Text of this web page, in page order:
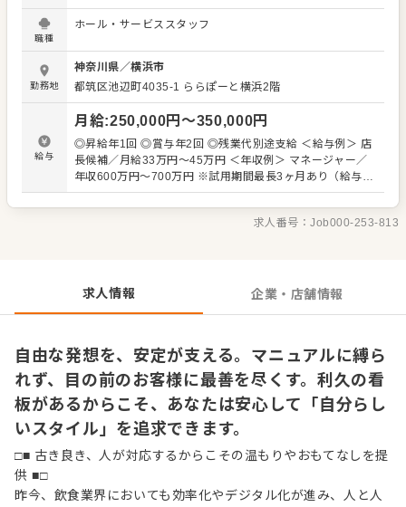
子、ベーカリーカフェなど、新業態も積極展開する『株式
会社利久』。 仙台の牛タンを手掛ける企業としてブランド
め、新しい力を必要としています！ □■ マネジメント経験な
どは一切不問！ 入社後はホール業務や牛たん焼きなどのキ
ッチン業務といった店舗運営業務をお任せします。本格的
な炭火で焼き上げる焼きの作業も、大体1～3ヶ月ほどでひ
とり立ちできます！ 先輩によるマンツーマンのOJTからス
タートしますので、ご安心ください。数多くの未経験者が
成長していった実績もありますし、仙台といえば・牛たん
といえば利久と、ブランドとして日本になじんでいるから
にどちらかに特化した働き方も可能ですので、ぜひお気軽
ばお客様に喜んでもらえるかに特化した対応が可能！ また
マネジメントラインに進まず、ずっと現場で活躍する道も
ございます。
職種
ホール・サービススタッフ
勤務地
神奈川県／横浜市
都筑区池辺町4035-1 ららぽーと横浜2階
給与
月給:250,000円〜350,000円
◎昇給年1回 ◎賞与年2回 ◎残業代別途支給 ＜給与例＞ 店
長候補／月給33万円～45万円 ＜年収例＞ マネージャー／
年収600万円～700万円 ※試用期間最長3ヶ月あり（給与変
動なし。期間中は提示月給を想定勤務時間で割返し、時給
換算にて支給します）
求人番号：Job000-253-813
求人情報 企業・店舗情報
自由な発想を、安定が支える。マニュアルに縛ら
れず、目の前のお客様に最善を尽くす。利久の看
板があるからこそ、あなたは安心して「自分らし
いスタイル」を追求できます。
□■ 古き良き、人が対応するからこその温もりやおもてなしを提
供 ■□
昨今、飲食業界においても効率化やデジタル化が進み、人と人